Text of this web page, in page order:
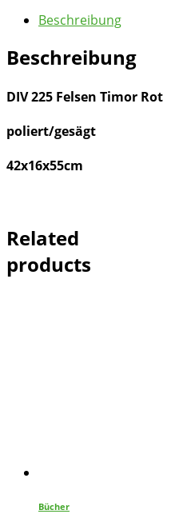
Beschreibung
Beschreibung
DIV 225 Felsen Timor Rot
poliert/gesägt
42x16x55cm
Related
products
Bücher